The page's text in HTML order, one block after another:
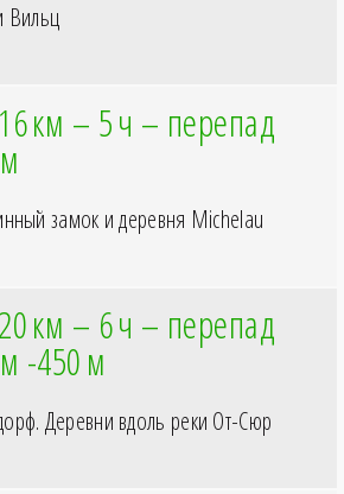
Вильц
км – 5ч – перепад
м
замок и деревня Michelau
км – 6ч – перепад
м -450м
Деревни вдоль реки От-Сюр